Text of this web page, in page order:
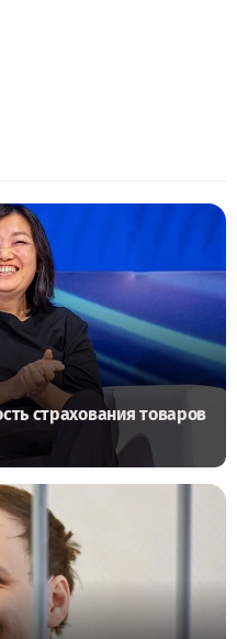
страхования товаров